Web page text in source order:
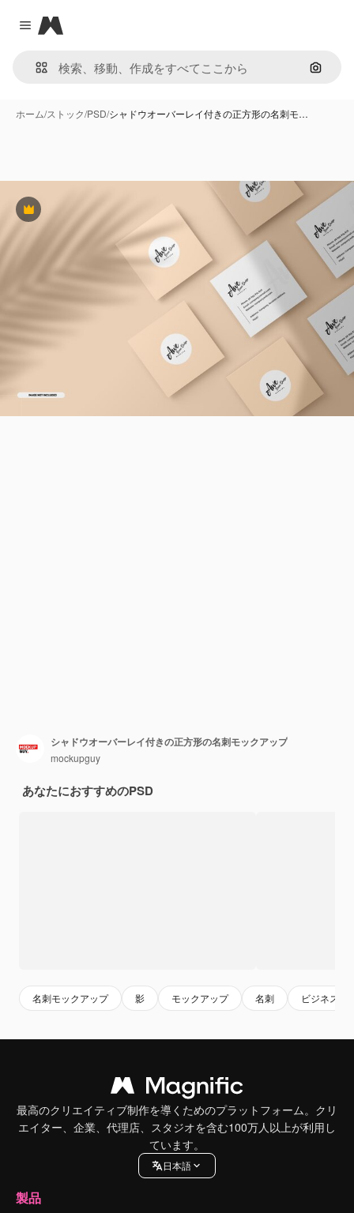
Close menu
Magnific
画像で
ホーム/ストック/PSD/シャドウオーバーレイ付きの正方形の名刺モ…
Premium
シャドウオーバーレイ付きの正方形の名刺モックアップ
mockupguy
あなたにおすすめのPSD
名刺モックアップ 影 モックアップ 名刺 ビジネス
最高のクリエイティブ制作を導くためのプラットフォーム。クリ
エイター、企業、代理店、スタジオを含む100万人以上が利用し
ています。
日本語
製品